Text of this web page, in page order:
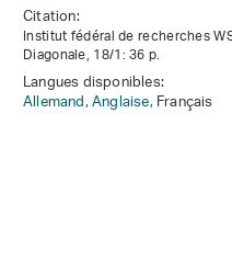
Citation:
Institut fédéral de recherches
Diagonale, 18/1: 36 p.
Langues disponibles:
Allemand,Anglaise,Français